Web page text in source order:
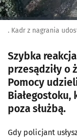
. Kadr z nagrania
Szybka
przesądziły o
Pomocy
Białegostoku,
poza służbą.
Gdy policjant